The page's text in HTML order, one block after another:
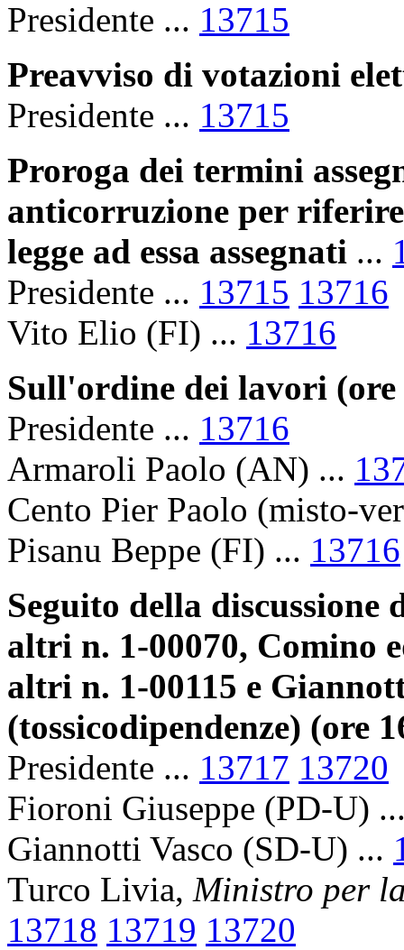
Presidente ... 13715
Preavviso di votazioni
Presidente ... 13715
Proroga dei termini
anticorruzione per
legge ad essa assegnati ...
Presidente ... 13715 13716
Vito Elio (FI) ... 13716
Sull'ordine dei lavori (ore
Presidente ... 13716
Armaroli Paolo (AN) ...
Cento Pier Paolo (misto-
Pisanu Beppe (FI) ... 13716
Seguito della
altri n. 1-00070, Comino
altri n. 1-00115 e
(tossicodipendenze) (ore
Presidente ... 13717 13720
Fioroni Giuseppe (PD-U)
Giannotti Vasco (SD-U) ...
Turco Livia, Ministro per
13718 13719 13720